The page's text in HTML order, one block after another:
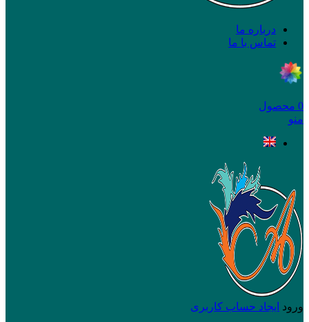
درباره ما
تماس با ما
0 محصول
منو
ورود ایجاد حساب کاربری